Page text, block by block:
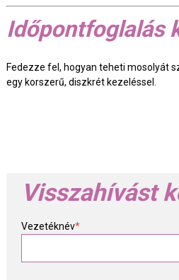
Időpontfoglalás
Fedezze fel, hogyan teheti mosolyát
egy korszerű, diszkrét kezeléssel.
Visszahívást
Vezetéknév*